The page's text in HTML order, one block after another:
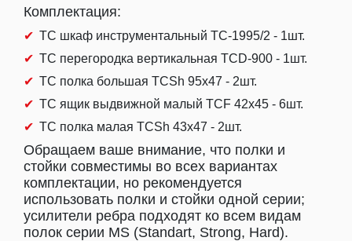
Комплектация:
TC шкаф инструментальный TC-1995/2 - 1шт.
TC перегородка вертикальная TCD-900 - 1шт.
TC полка большая TCSh 95х47 - 2шт.
TC ящик выдвижной малый TCF 42x45 - 6шт.
TC полка малая TCSh 43х47 - 2шт.
Обращаем ваше внимание, что полки и
стойки совместимы во всех вариантах
комплектации, но рекомендуется
использовать полки и стойки одной серии;
усилители ребра подходят ко всем видам
полок серии MS (Standart, Strong, Hard).